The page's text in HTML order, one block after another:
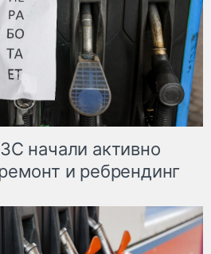
начали активно
и ребрендинг